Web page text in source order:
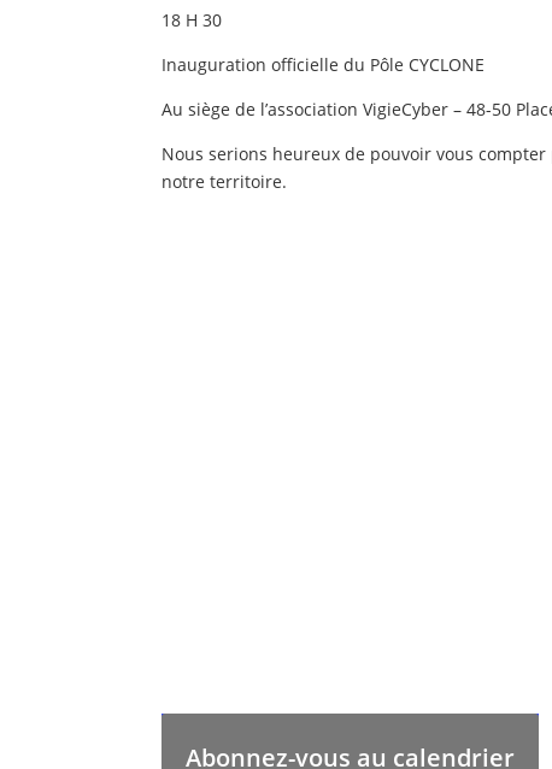
18 H 30
Inauguration officielle du Pôle CYCLONE
Au siège de l’association VigieCyber – 48-50
Nous serions heureux de pouvoir vous
notre territoire.
Abonnez-vous au calendrier